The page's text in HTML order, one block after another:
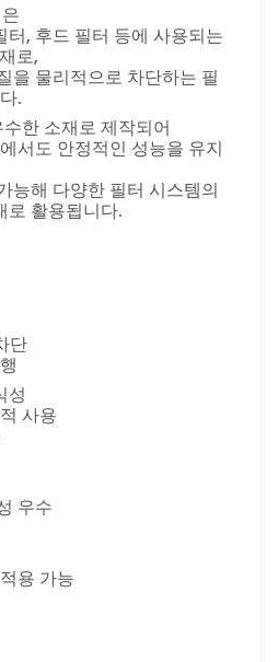
터, 후드 필터 등에 사용되는
로,
을 물리적으로 차단하는 필
.
한 소재로 제작되어
서도 안정적인 성능을 유지
능해 다양한 필터 시스템의
로 활용됩니다.
단
성
사용
우수
용 가능